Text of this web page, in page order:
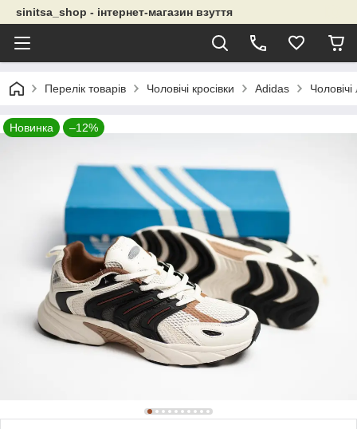
sinitsa_shop - інтернет-магазин взуття
Перелік товарів Чоловічі кросівки Adidas
Новинка –12%